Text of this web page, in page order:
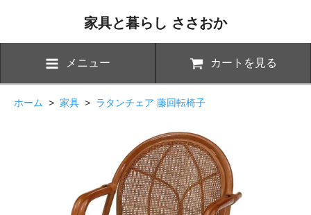
家具と暮らし ささおか
メニュー カートを見る
ホーム > 家具 > ラタンチェア 藤回転椅子